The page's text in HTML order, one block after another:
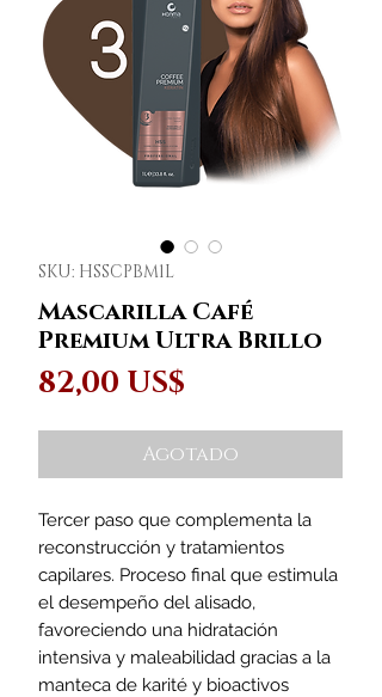
SKU: HSSCPBM1L
Mascarilla Café
Premium Ultra Brillo
82,00 US$
Agotado
Tercer paso que complementa la
reconstrucción y tratamientos
capilares. Proceso final que estimula
el desempeño del alisado,
favoreciendo una hidratación
intensiva y maleabilidad gracias a la
manteca de karité y bioactivos